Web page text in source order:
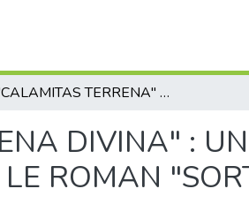
"CALAMITAS TERRENA" OU "POENA DIVINA" : UNE APPROCHE ÉLIADIENNE DE LA PESTE DANS LE ROMAN "SORTEZ VOS MORTS" DE BRUNO LEYDET
DIVINA" :
ROMAN